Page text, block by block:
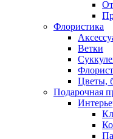
Флористика
Ветки
Цветы,
Подарочная